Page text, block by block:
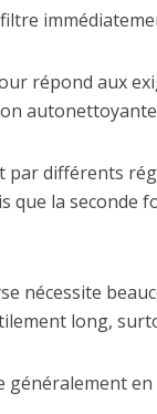
répond aux
différents
la
nécessite
long,